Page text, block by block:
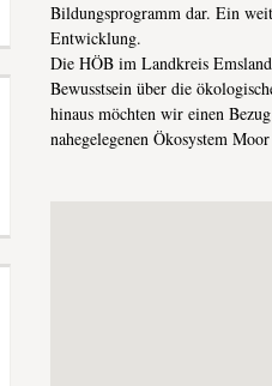
Bildungsprogramm dar. Ein
Entwicklung.
Die HÖB im Landkreis
Bewusstsein über die
hinaus möchten wir einen
nahegelegenen Ökosystem